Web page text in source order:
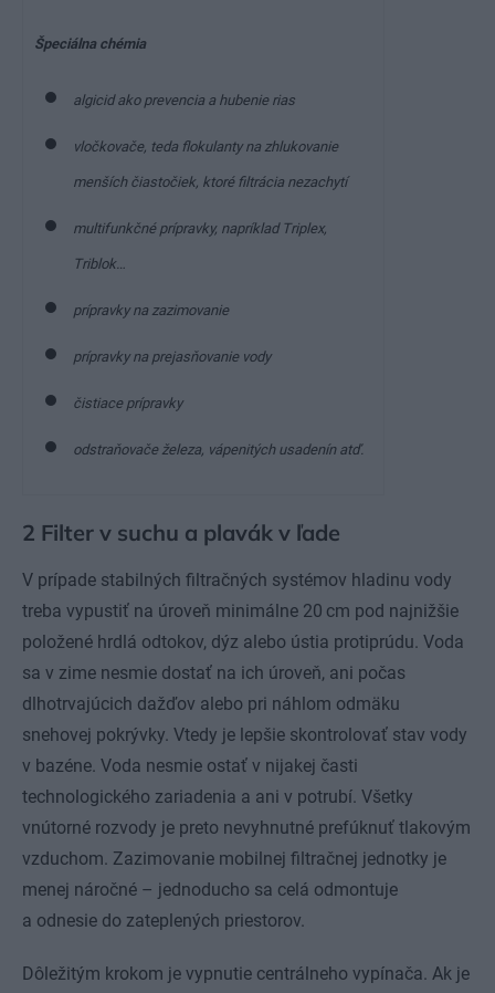
Špeciálna chémia
algicid ako prevencia a hubenie rias
vločkovače, teda flokulanty na zhlukovanie
menších čiastočiek, ktoré filtrácia nezachytí
multifunkčné prípravky, napríklad Triplex,
Triblok…
prípravky na zazimovanie
prípravky na prejasňovanie vody
čistiace prípravky
odstraňovače železa, vápenitých usadenín atď.
2 Filter v suchu a plavák v ľade
V prípade stabilných filtračných systémov hladinu vody
treba vypustiť na úroveň minimálne 20 cm pod najnižšie
položené hrdlá odtokov, dýz alebo ústia protiprúdu. Voda
sa v zime nesmie dostať na ich úroveň, ani počas
dlhotrvajúcich dažďov alebo pri náhlom odmäku
snehovej pokrývky. Vtedy je lepšie skontrolovať stav vody
v bazéne. Voda nesmie ostať v nijakej časti
technologického zariadenia a ani v potrubí. Všetky
vnútorné rozvody je preto nevyhnutné prefúknuť tlakovým
vzduchom. Zazimovanie mobilnej filtračnej jednotky je
menej náročné – jednoducho sa celá odmontuje
a odnesie do zateplených priestorov.
Dôležitým krokom je vypnutie centrálneho vypínača. Ak je